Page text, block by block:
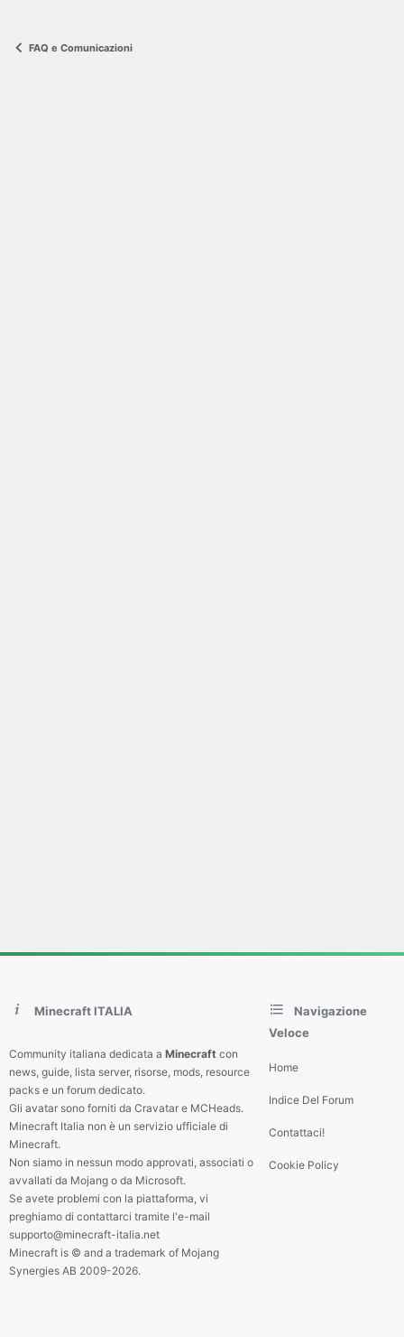
FAQ e Comunicazioni
Minecraft ITALIA
Community italiana dedicata a Minecraft con
news, guide, lista server, risorse, mods, resource
packs e un forum dedicato.
Gli avatar sono forniti da Cravatar e MCHeads.
Minecraft Italia non è un servizio ufficiale di
Minecraft.
Non siamo in nessun modo approvati, associati o
avvallati da Mojang o da Microsoft.
Se avete problemi con la piattaforma, vi
preghiamo di contattarci tramite l'e-mail
supporto@minecraft-italia.net
Minecraft is © and a trademark of Mojang
Synergies AB 2009-2026.
Navigazione
Veloce
Home
Indice Del Forum
Contattaci!
Cookie Policy